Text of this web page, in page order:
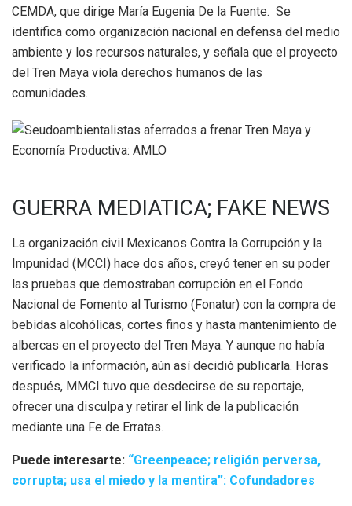
CEMDA, que dirige María Eugenia De la Fuente. Se
identifica como organización nacional en defensa del medio
ambiente y los recursos naturales, y señala que el proyecto
del Tren Maya viola derechos humanos de las
comunidades.
GUERRA MEDIATICA; FAKE NEWS
La organización civil Mexicanos Contra la Corrupción y la
Impunidad (MCCI) hace dos años, creyó tener en su poder
las pruebas que demostraban corrupción en el Fondo
Nacional de Fomento al Turismo (Fonatur) con la compra de
bebidas alcohólicas, cortes finos y hasta mantenimiento de
albercas en el proyecto del Tren Maya. Y aunque no había
verificado la información, aún así decidió publicarla. Horas
después, MMCI tuvo que desdecirse de su reportaje,
ofrecer una disculpa y retirar el link de la publicación
mediante una Fe de Erratas.
Puede interesarte: “Greenpeace; religión perversa,
corrupta; usa el miedo y la mentira”: Cofundadores